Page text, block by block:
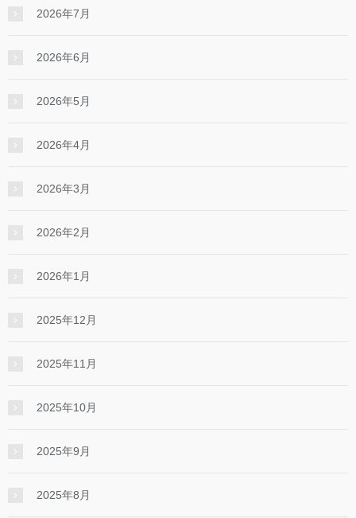
2026年7月
2026年6月
2026年5月
2026年4月
2026年3月
2026年2月
2026年1月
2025年12月
2025年11月
2025年10月
2025年9月
2025年8月